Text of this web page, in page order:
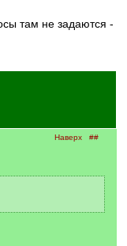
Наверх ##